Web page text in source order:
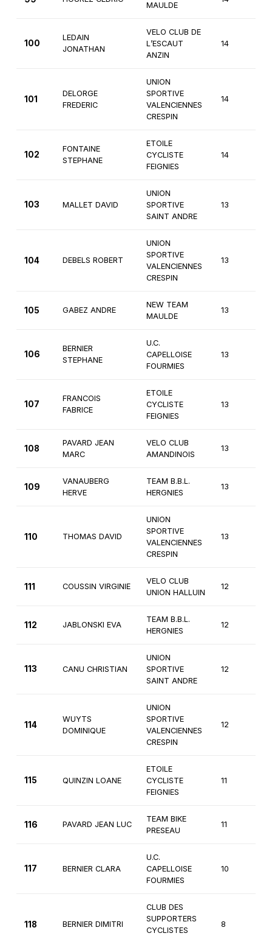
MAULDE
100
LEDAIN
JONATHAN
VELO CLUB DE
L’ESCAUT
ANZIN
14
101
DELORGE
FREDERIC
UNION
SPORTIVE
VALENCIENNES
CRESPIN
14
102
FONTAINE
STEPHANE
ETOILE
CYCLISTE
FEIGNIES
14
103 MALLET DAVID
UNION
SPORTIVE
SAINT ANDRE
13
104 DEBELS ROBERT
UNION
SPORTIVE
VALENCIENNES
CRESPIN
13
105 GABEZ ANDRE
NEW TEAM
MAULDE
13
106
BERNIER
STEPHANE
U.C.
CAPELLOISE
FOURMIES
13
107
FRANCOIS
FABRICE
ETOILE
CYCLISTE
FEIGNIES
13
108
PAVARD JEAN
MARC
VELO CLUB
AMANDINOIS
13
109
VANAUBERG
HERVE
TEAM B.B.L.
HERGNIES
13
110 THOMAS DAVID
UNION
SPORTIVE
VALENCIENNES
CRESPIN
13
111 COUSSIN VIRGINIE
VELO CLUB
UNION HALLUIN
12
112 JABLONSKI EVA
TEAM B.B.L.
HERGNIES
12
113 CANU CHRISTIAN
UNION
SPORTIVE
SAINT ANDRE
12
114
WUYTS
DOMINIQUE
UNION
SPORTIVE
VALENCIENNES
CRESPIN
12
115 QUINZIN LOANE
ETOILE
CYCLISTE
FEIGNIES
11
116 PAVARD JEAN LUC
TEAM BIKE
PRESEAU
11
117 BERNIER CLARA
U.C.
CAPELLOISE
FOURMIES
10
118 BERNIER DIMITRI
CLUB DES
SUPPORTERS
CYCLISTES
8